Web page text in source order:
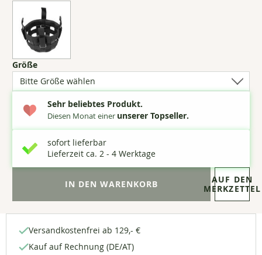
Größe(5
Optionen
verfügbar)
Sehr beliebtes Produkt.
Diesen Monat einer unserer Topseller.
sofort lieferbar
Lieferzeit ca. 2 - 4 Werktage
AUF DEN
MERKZETTEL
Versandkostenfrei ab 129,- €
Kauf auf Rechnung (DE/AT)